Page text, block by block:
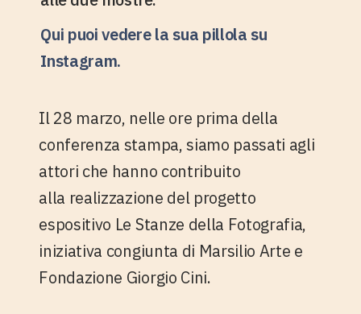
Qui puoi vedere la sua pillola su
Instagram.
Il 28 marzo, nelle ore prima della
conferenza stampa, siamo passati agli
attori che hanno contribuito
alla realizzazione del progetto
espositivo Le Stanze della Fotografia,
iniziativa congiunta di Marsilio Arte e
Fondazione Giorgio Cini.